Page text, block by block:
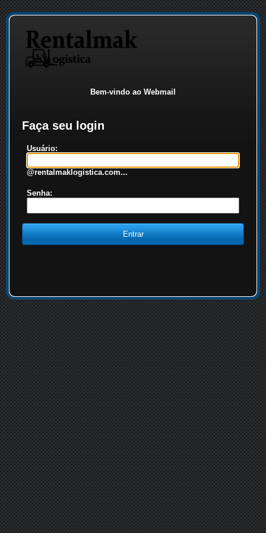
Bem-vindo ao Webmail
Faça seu login
Usuário:
@rentalmaklogistica.com...
Senha: